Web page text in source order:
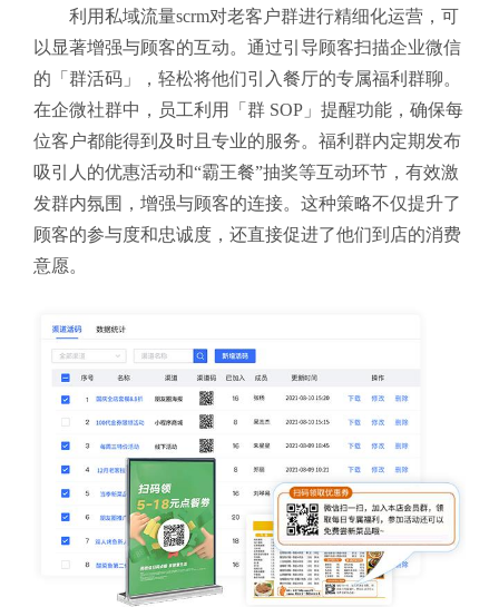
利用私域流量scrm对老客户群进行精细化运营，可
以显著增强与顾客的互动。通过引导顾客扫描企业微信
的「群活码」，轻松将他们引入餐厅的专属福利群聊。
在企微社群中，员工利用「群 SOP」提醒功能，确保每
位客户都能得到及时且专业的服务。福利群内定期发布
吸引人的优惠活动和“霸王餐”抽奖等互动环节，有效激
发群内氛围，增强与顾客的连接。这种策略不仅提升了
顾客的参与度和忠诚度，还直接促进了他们到店的消费
意愿。